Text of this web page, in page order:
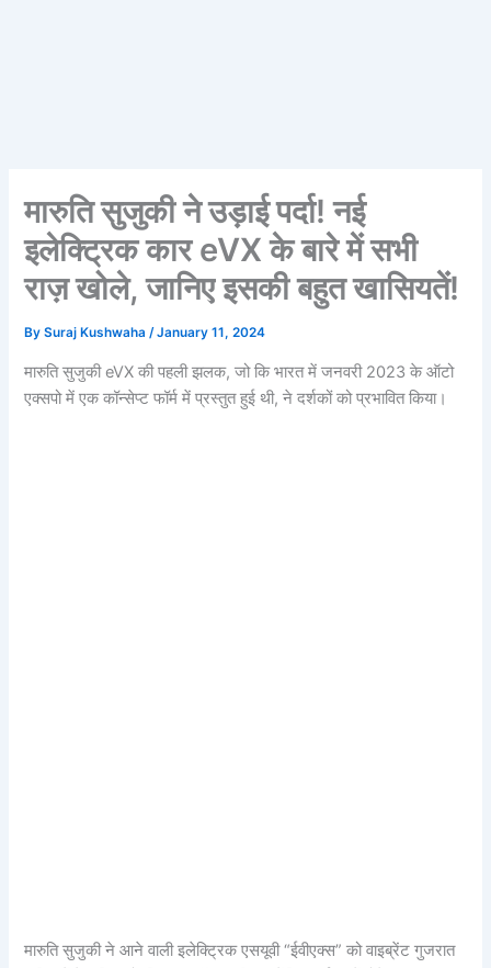
मारुति सुजुकी ने उड़ाई पर्दा! नई
इलेक्ट्रिक कार eVX के बारे में सभी
राज़ खोले, जानिए इसकी बहुत खासियतें!
BySuraj Kushwaha/January 11, 2024
मारुति सुजुकी eVX की पहली झलक, जो कि भारत में जनवरी 2023 के ऑटो
एक्सपो में एक कॉन्सेप्ट फॉर्म में प्रस्तुत हुई थी, ने दर्शकों को प्रभावित किया।
मारुति सुजुकी ने आने वाली इलेक्ट्रिक एसयूवी “ईवीएक्स” को वाइब्रेंट गुजरात